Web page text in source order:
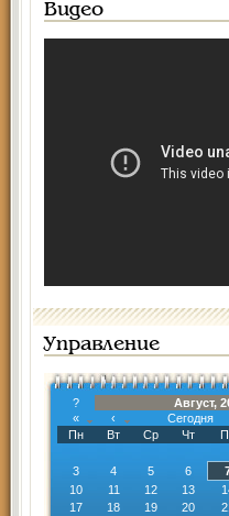
Видео
Управление
?
Август,
«
‹ Сегодня
Пн
Вт Ср Чт
3
4 5 6
10
11 12 13
17
18 19 20